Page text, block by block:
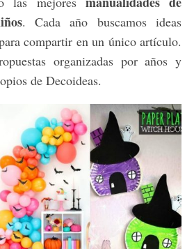
. Cada año buscamos ideas
compartir en un único artículo.
organizadas por años y
de Decoideas.